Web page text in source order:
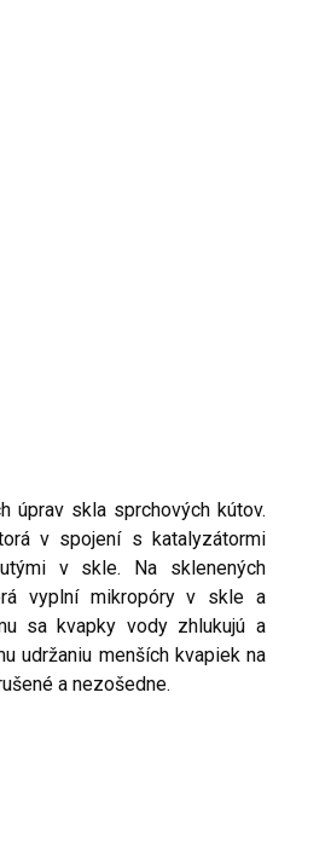
úprav skla sprchových kútov.
v spojení s katalyzátormi
v skle. Na sklenených
vyplní mikropóry v skle a
sa kvapky vody zhlukujú a
udržaniu menších kvapiek na
a nezošedne.